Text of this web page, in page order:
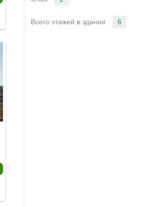
Всего этажей в здании 6